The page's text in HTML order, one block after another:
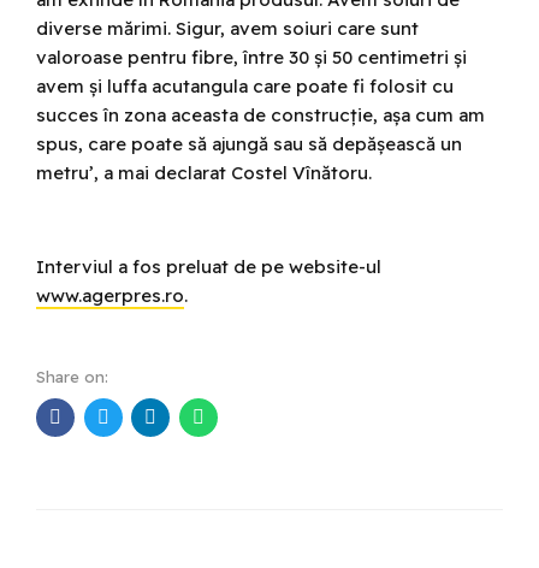
diverse mărimi. Sigur, avem soiuri care sunt
valoroase pentru fibre, între 30 și 50 centimetri și
avem și luffa acutangula care poate fi folosit cu
succes în zona aceasta de construcție, așa cum am
spus, care poate să ajungă sau să depășească un
metru’, a mai declarat Costel Vînătoru.
Interviul a fos preluat de pe website-ul
www.agerpres.ro.
Share on: